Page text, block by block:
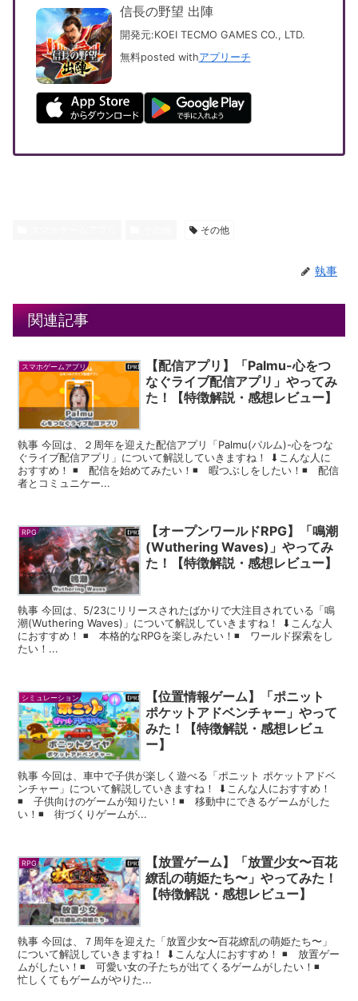
信長の野望 出陣
開発元:KOEI TECMO GAMES CO., LTD.
無料posted withアプリーチ
その他
執事
関連記事
スマホゲームアプリ
【配信アプリ】「Palmu-心をつ
なぐライブ配信アプリ」やってみ
た！【特徴解説・感想レビュー】
執事 今回は、２周年を迎えた配信アプリ「Palmu(パルム)-心をつな
ぐライブ配信アプリ」について解説していきますね！ ⬇︎こんな人に
おすすめ！ ◾️ 配信を始めてみたい！◾️ 暇つぶしをしたい！◾️ 配信
者とコミュニケー...
RPG
【オープンワールドRPG】「鳴潮
(Wuthering Waves)」やってみ
た！【特徴解説・感想レビュー】
執事 今回は、5/23にリリースされたばかりで大注目されている「鳴
潮(Wuthering Waves)」について解説していきますね！ ⬇︎こんな人
におすすめ！ ◾️ 本格的なRPGを楽しみたい！◾️ ワールド探索をし
たい！...
シミュレーション
【位置情報ゲーム】「ポニット
ポケットアドベンチャー」やって
みた！【特徴解説・感想レビュ
ー】
執事 今回は、車中で子供が楽しく遊べる「ポニット ポケットアドベ
ンチャー」について解説していきますね！ ⬇︎こんな人におすすめ！
◾️ 子供向けのゲームが知りたい！◾️ 移動中にできるゲームがした
い！◾️ 街づくりゲームが...
RPG
【放置ゲーム】「放置少女〜百花
繚乱の萌姫たち〜」やってみた！
【特徴解説・感想レビュー】
執事 今回は、７周年を迎えた「放置少女〜百花繚乱の萌姫たち〜」
について解説していきますね！ ⬇︎こんな人におすすめ！ ◾️ 放置ゲー
ムがしたい！◾️ 可愛い女の子たちが出てくるゲームがしたい！◾️
忙しくてもゲームがやりた...